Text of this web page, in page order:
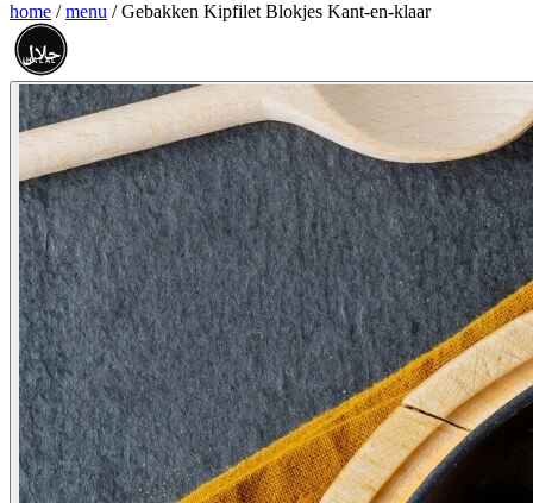
home / menu / Gebakken Kipfilet Blokjes Kant-en-klaar
حلال
HALAL